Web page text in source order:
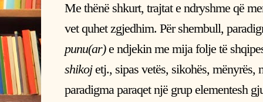
Me thënë shkurt, trajtat e ndryshme që
vet quhet zgjedhim. Për shembull,
punu(ar)e ndjekin me mija folje të
shikojetj., sipas vetës, sikohës, mënyrës,
paradigma paraqet një grup elementesh